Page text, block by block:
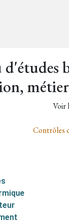
d'études
Voir
Contrôles